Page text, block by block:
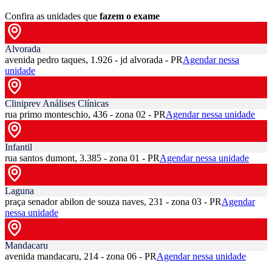
Confira as unidades que fazem o exame
Alvorada
avenida pedro taques, 1.926 - jd alvorada - PRAgendar nessa
unidade
Cliniprev Análises Clínicas
rua primo monteschio, 436 - zona 02 - PRAgendar nessa unidade
Infantil
rua santos dumont, 3.385 - zona 01 - PRAgendar nessa unidade
Laguna
praça senador abilon de souza naves, 231 - zona 03 - PRAgendar
nessa unidade
Mandacaru
avenida mandacaru, 214 - zona 06 - PRAgendar nessa unidade